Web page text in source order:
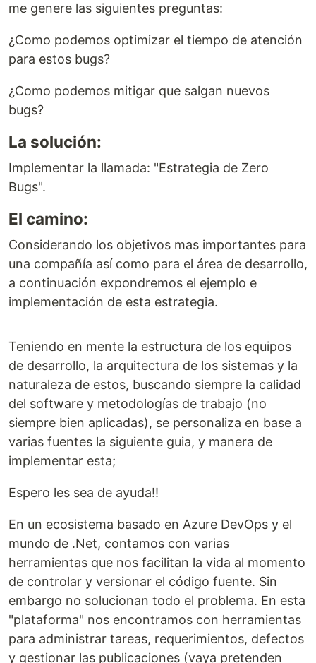
me genere las siguientes preguntas:
¿Como podemos optimizar el tiempo de atención
para estos bugs?
¿Como podemos mitigar que salgan nuevos
bugs?
La solución:
Implementar la llamada: "Estrategia de Zero
Bugs".
El camino:
Considerando los objetivos mas importantes para
una compañía así como para el área de desarrollo,
a continuación expondremos el ejemplo e
implementación de esta estrategia.
Teniendo en mente la estructura de los equipos
de desarrollo, la arquitectura de los sistemas y la
naturaleza de estos, buscando siempre la calidad
del software y metodologías de trabajo (no
siempre bien aplicadas), se personaliza en base a
varias fuentes la siguiente guia, y manera de
implementar esta;
Espero les sea de ayuda!!
En un ecosistema basado en Azure DevOps y el
mundo de .Net, contamos con varias
herramientas que nos facilitan la vida al momento
de controlar y versionar el código fuente. Sin
embargo no solucionan todo el problema. En esta
"plataforma" nos encontramos con herramientas
para administrar tareas, requerimientos, defectos
y gestionar las publicaciones (vaya pretenden